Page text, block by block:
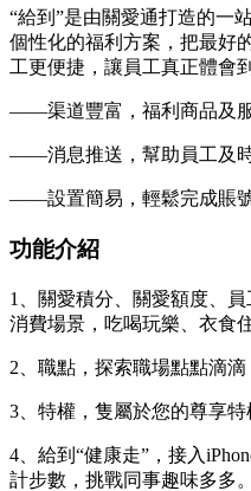
“給到”是由關愛通打造的一
個性化的福利方案，把最好
工更便捷，讓員工真正體會
——渠道豐富，福利商品及
——消息推送，幫助員工及
——設置簡易，輕鬆完成賬
功能介紹
1、關愛積分、關愛額度、
消費場景，吃喝玩樂、衣食
2、職點，探索職場點點滴滴
3、特權，隻屬於您的尊享
4、給到“健康走”，接入
計步數，挑戰同事趣味多多。